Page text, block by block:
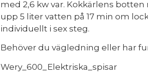
med 2,6 kw var. Kokkärlens
upp 5 liter vatten på 17 min om
individuellt i sex steg.
Behöver du vägledning eller har
Wery_600_Elektriska_spisar